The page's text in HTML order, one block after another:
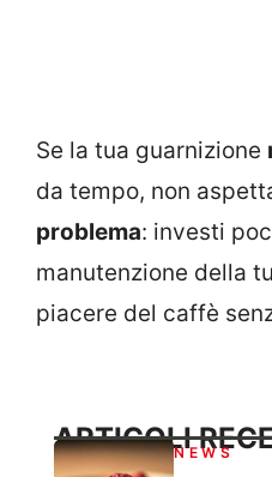
Se la tua guarnizione
da tempo, non
problema: investi
manutenzione della
piacere del caffè
ARTICOLINEWS